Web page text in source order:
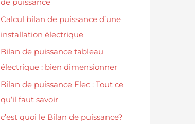
Calcul bilan de puissance d’une
installation électrique
Bilan de puissance tableau
électrique : bien dimensionner
Bilan de puissance Elec : Tout ce
qu’il faut savoir
c’est quoi le Bilan de puissance?